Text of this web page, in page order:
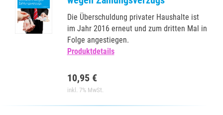
Die Überschuldung privater Haushalte ist
im Jahr 2016 erneut und zum dritten Mal in
Folge angestiegen.
Produktdetails
10,95 €
inkl. 7% MwSt.